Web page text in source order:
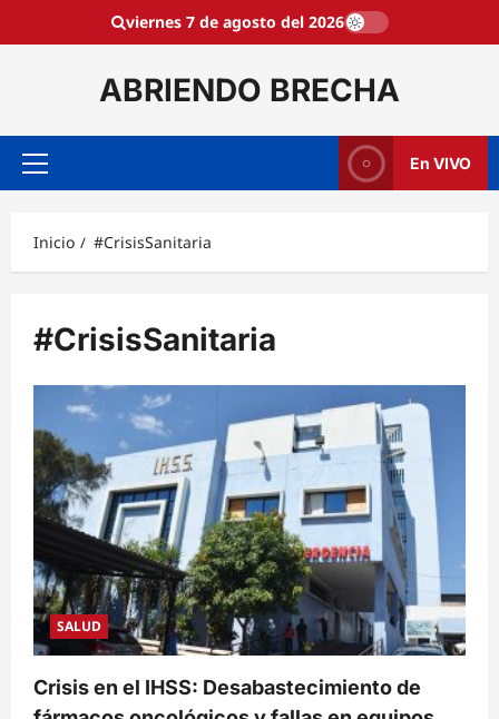
viernes 7 de agosto del 2026
ABRIENDO BRECHA
Menú
En VIVO
Inicio #CrisisSanitaria
#CrisisSanitaria
SALUD
Crisis en el IHSS: Desabastecimiento de